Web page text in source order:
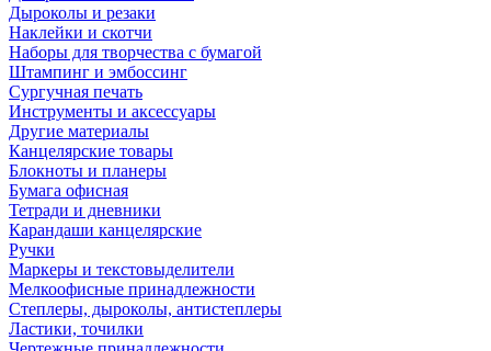
Дыроколы и резаки
Наклейки и скотчи
Наборы для творчества с бумагой
Штампинг и эмбоссинг
Сургучная печать
Инструменты и аксессуары
Другие материалы
Канцелярские товары
Блокноты и планеры
Бумага офисная
Тетради и дневники
Карандаши канцелярские
Ручки
Маркеры и текстовыделители
Мелкоофисные принадлежности
Степлеры, дыроколы, антистеплеры
Ластики, точилки